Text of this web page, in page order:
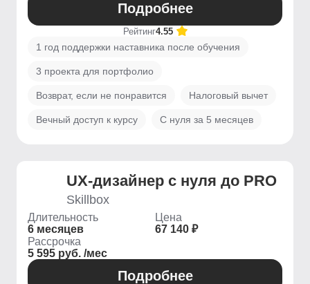
Подробнее
Рейтинг4.55
1 год поддержки наставника после обучения
3 проекта для портфолио
Возврат, если не понравится Налоговый вычет
Вечный доступ к курсу С нуля за 5 месяцев
UX-дизайнер с нуля до PRO
Skillbox
Длительность
6 месяцев
Цена
67 140 ₽
Рассрочка
5 595 руб. /мес
Подробнее